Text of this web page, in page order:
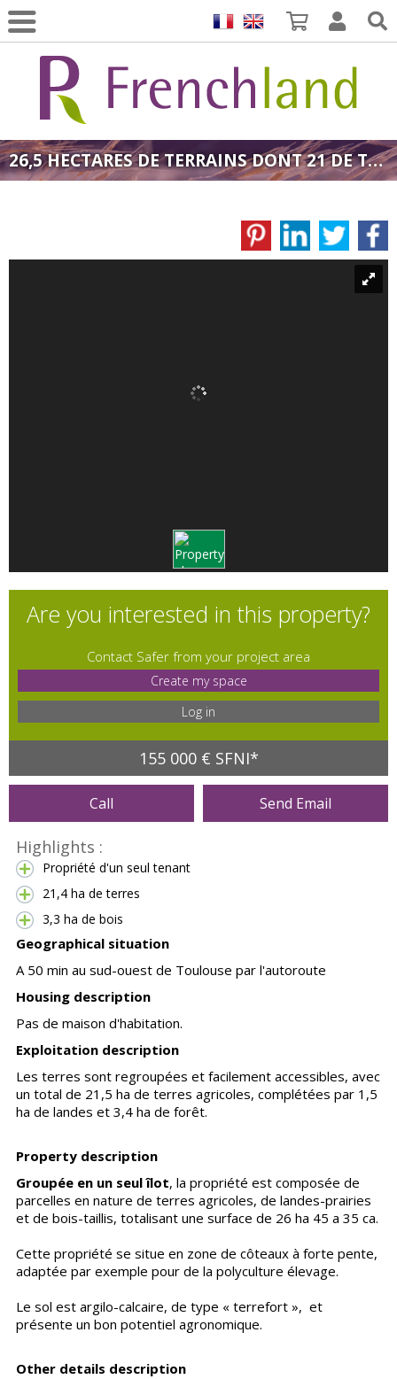
26,5 HECTARES DE TERRAINS DONT 21 DE TERRES AGRICOLES - PROCHE TOULOUSE
Are you interested in this property?
Contact Safer from your project area
Create my space
Log in
155 000 € SFNI*
Call Send Email
Highlights :
Propriété d'un seul tenant
21,4 ha de terres
3,3 ha de bois
Geographical situation
A 50 min au sud-ouest de Toulouse par l'autoroute
Housing description
Pas de maison d'habitation.
Exploitation description
Les terres sont regroupées et facilement accessibles, avec
un total de 21,5 ha de terres agricoles, complétées par 1,5
ha de landes et 3,4 ha de forêt.
Property description
Groupée en un seul îlot, la propriété est composée de
parcelles en nature de terres agricoles, de landes-prairies
et de bois-taillis, totalisant une surface de 26 ha 45 a 35 ca.
Cette propriété se situe en zone de côteaux à forte pente,
adaptée par exemple pour de la polyculture élevage.
Le sol est argilo-calcaire, de type « terrefort », et
présente un bon potentiel agronomique.
Other details description